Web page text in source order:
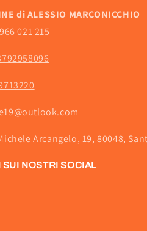
di ALESSIO MARCONICCHIO
021 215
Arcangelo, 19, 80048,
SUI NOSTRI SOCIAL